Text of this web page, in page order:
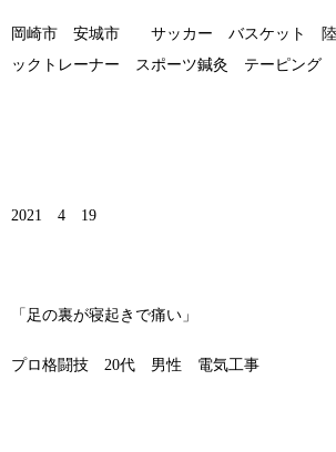
岡崎市 安城市 サッカー バスケット
ックトレーナー スポーツ鍼灸 テーピング
2021 4 19
「足の裏が寝起きで痛い」
プロ格闘技 20代 男性 電気工事